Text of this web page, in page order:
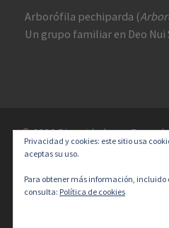
Arborófila pechiparda (
Un grupo familiar en Deo Nui
© 2026 Diversidad y un Poco
Privacidad y cookies: este sitio usa
aceptas su uso.
Para obtener más información, incluido
consulta: Política de cookies